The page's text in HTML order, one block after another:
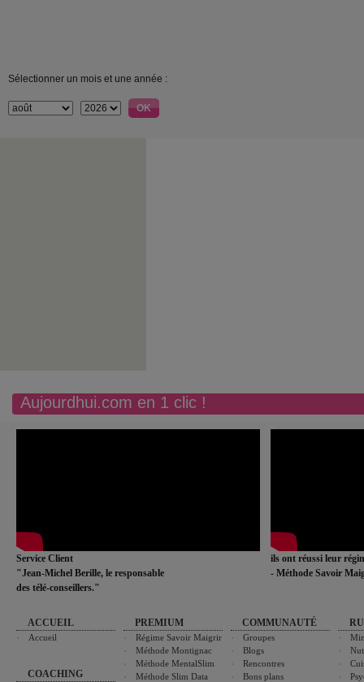
Sélectionner un mois et une année :
Aujourdhui.com en 1 clic !
Service Client
"Jean-Michel Berille, le responsable
des télé-conseillers."
ils ont réussi leur
- Méthode Savoir
ACCUEIL
Accueil
COACHING
PREMIUM
Régime Savoir Maigrir
Méthode Montignac
Méthode MentalSlim
Méthode Slim Data
COMMUNAUTÉ
Groupes
Blogs
Rencontres
Bons plans